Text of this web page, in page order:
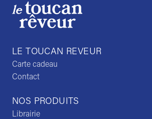
NOS PRODUITS
Librairie
LE TOUCAN REVEUR
Carte cadeau
Contact